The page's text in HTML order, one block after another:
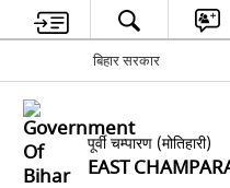
बिहार सरकार
पूर्वी चम्पारण (मोतिहारी)
EAST